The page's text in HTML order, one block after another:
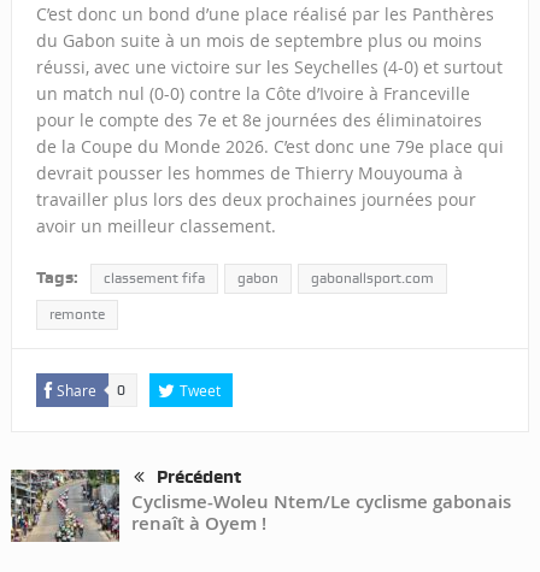
C’est donc un bond d’une place réalisé par les Panthères
du Gabon suite à un mois de septembre plus ou moins
réussi, avec une victoire sur les Seychelles (4-0) et surtout
un match nul (0-0) contre la Côte d’Ivoire à Franceville
pour le compte des 7e et 8e journées des éliminatoires
de la Coupe du Monde 2026. C’est donc une 79e place qui
devrait pousser les hommes de Thierry Mouyouma à
travailler plus lors des deux prochaines journées pour
avoir un meilleur classement.
Tags: classement fifa gabon gabonallsport.com
remonte
Share 0 Tweet
Précédent
Cyclisme-Woleu Ntem/Le cyclisme gabonais
renaît à Oyem !